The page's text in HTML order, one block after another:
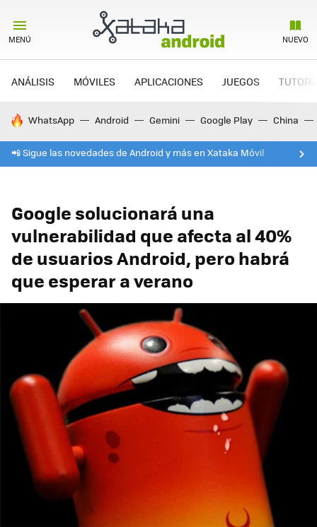
MENÚ NUEVO
ANÁLISIS MÓVILES APLICACIONES JUEGOS
HOY SE HABLA DE
WhatsApp Android Gemini Google Play China
📲 Sigue las novedades de Android y más en Xataka Móvil
Google solucionará una
vulnerabilidad que afecta al 40%
de usuarios Android, pero habrá
que esperar a verano